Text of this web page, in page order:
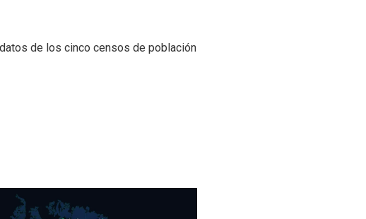
de los cinco censos de población